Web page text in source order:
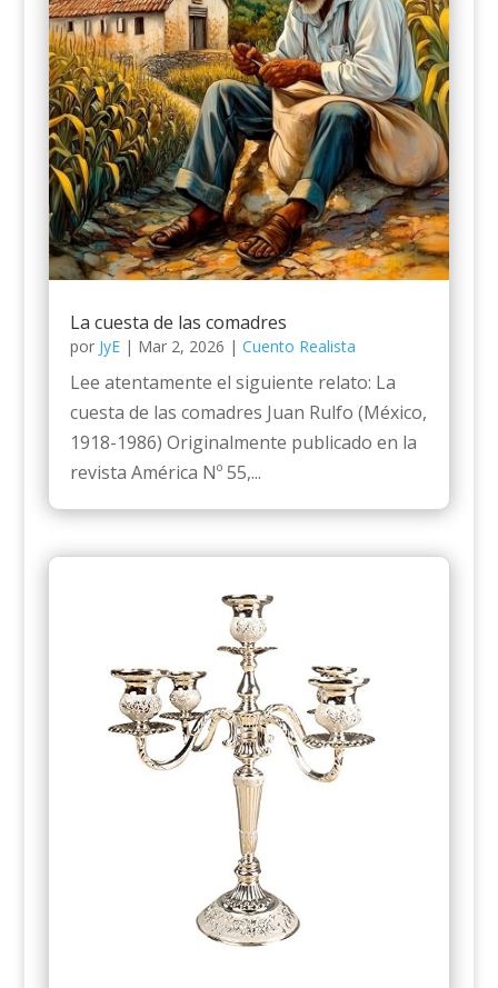
La cuesta de las comadres
por JyE| Mar 2, 2026 | Cuento Realista
Lee atentamente el siguiente relato: La
cuesta de las comadres Juan Rulfo (México,
1918-1986) Originalmente publicado en la
revista América Nº 55,...